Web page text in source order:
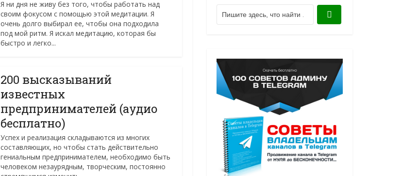
Я ни дня не живу без того, чтобы работать над
своим фокусом с помощью этой медитации. Я
очень долго выбирал ее, чтобы она подходила
под мой ритм. Я искал медитацию, которая бы
быстро и легко...
200 высказываний
известных
предпринимателей (аудио
бесплатно)
Успех и реализация складываются из многих
составляющих, но чтобы стать действительно
гениальным предпринимателем, необходимо быть
человеком незаурядным, творческим, постоянно